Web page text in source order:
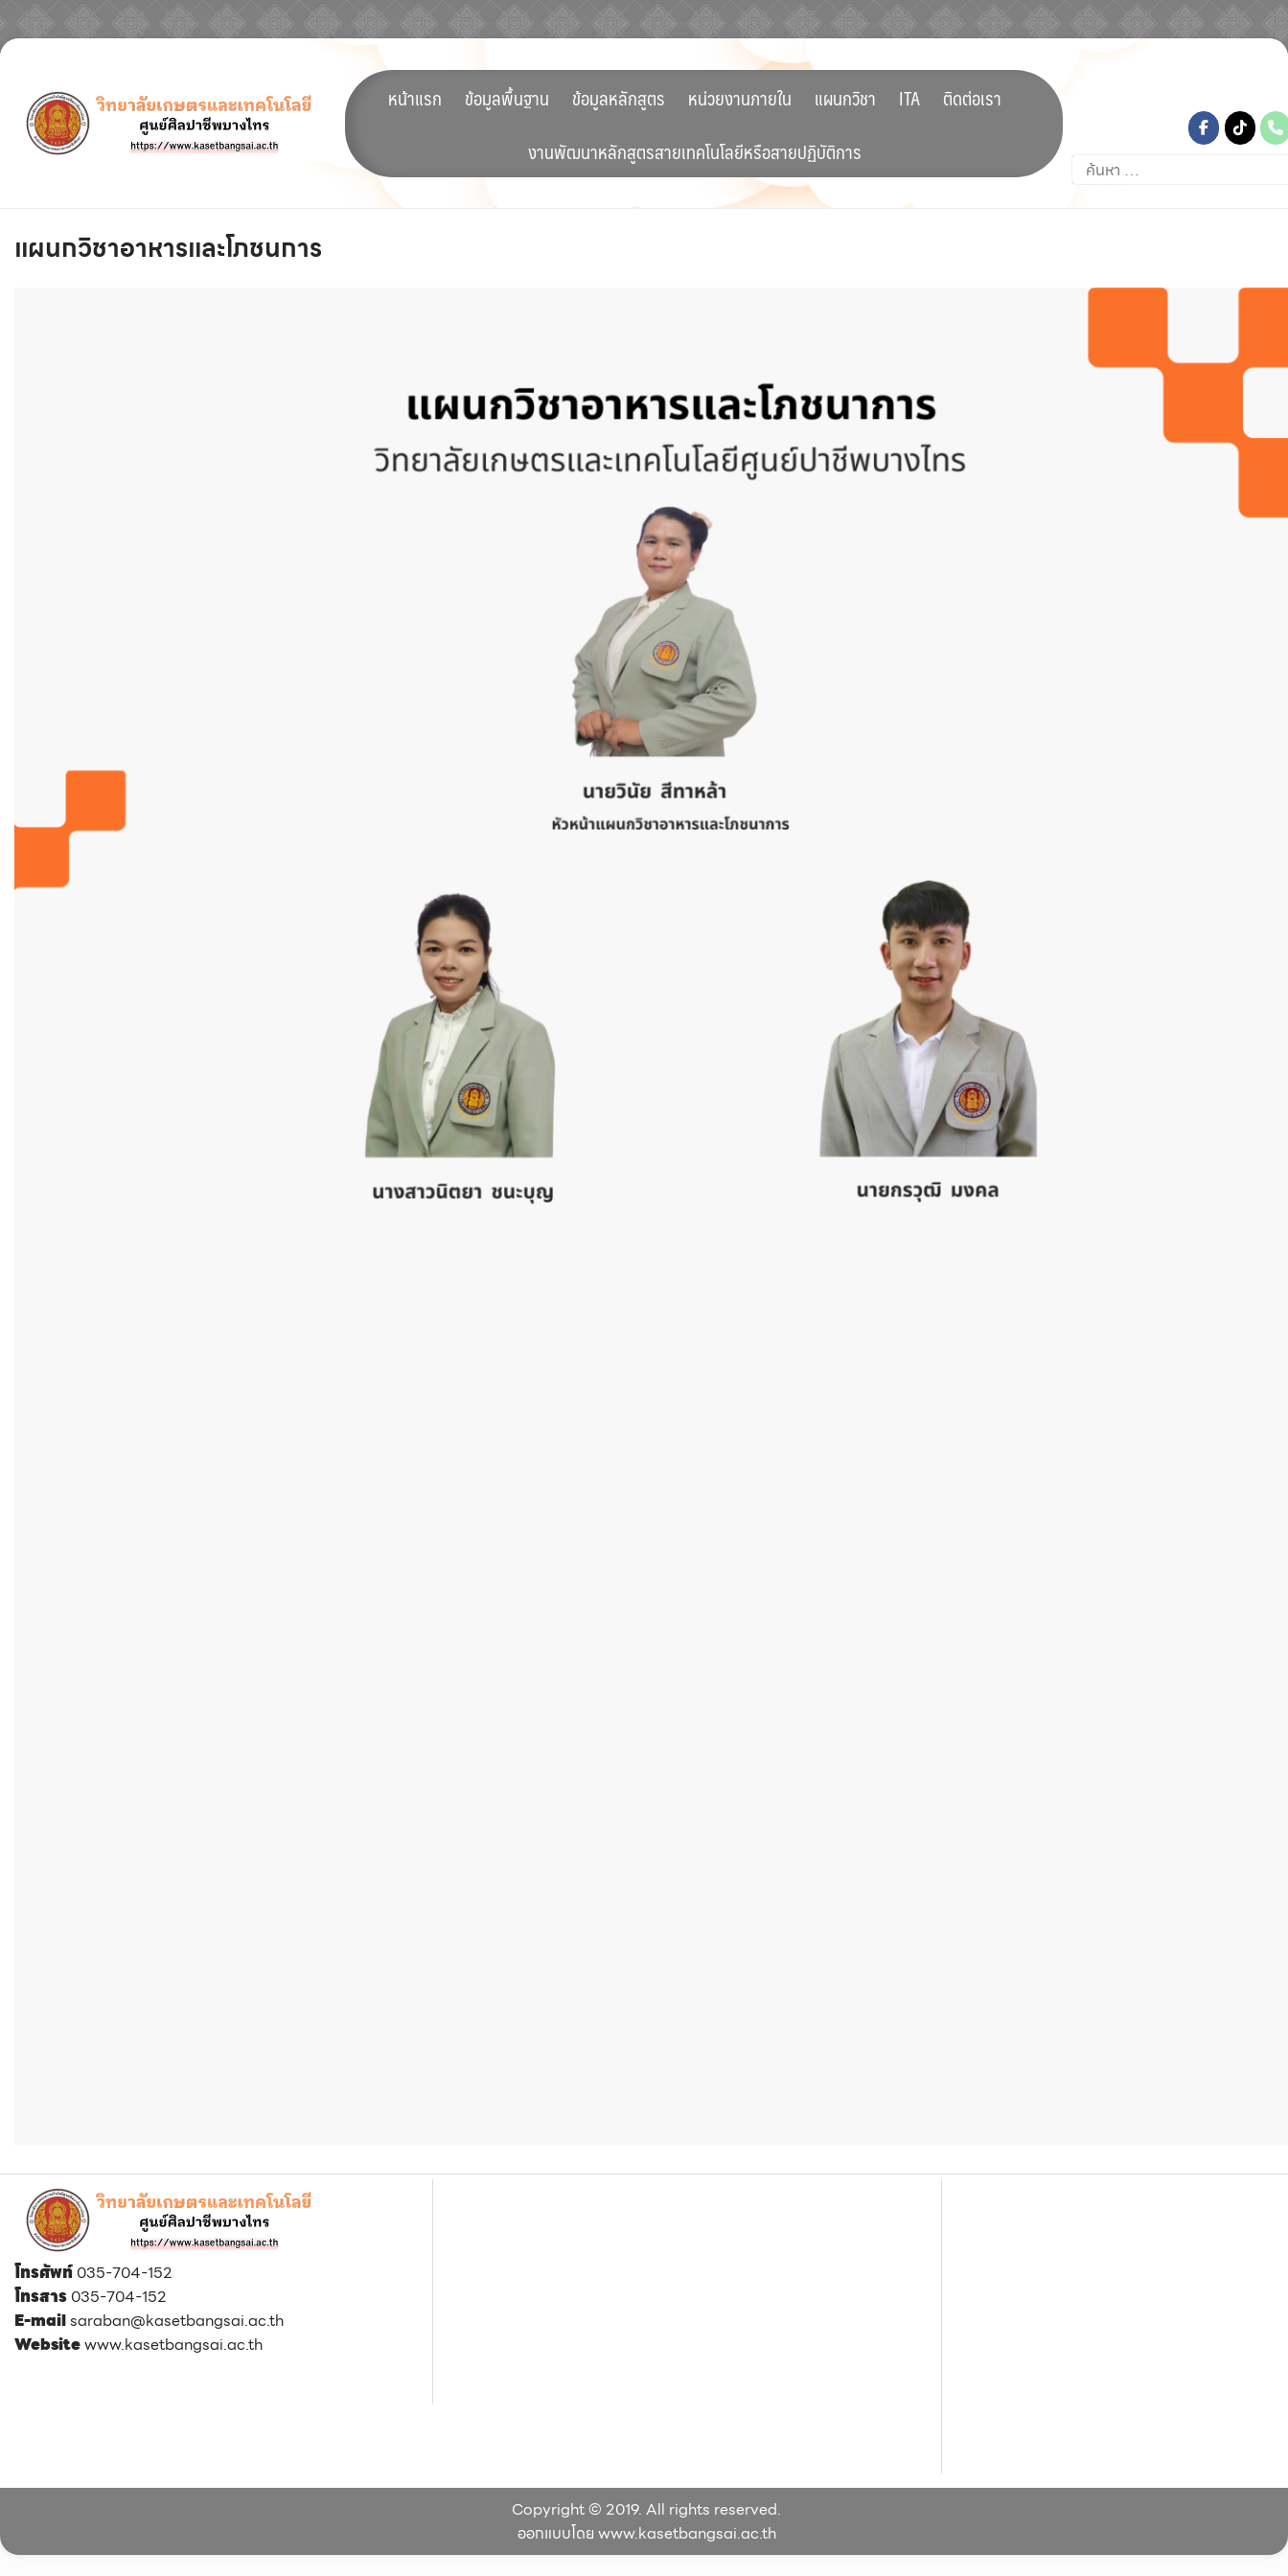
Skip
content
หน้าแรก ข้อมูลพื้นฐาน ข้อมูลหลักสูตร หน่วยงานภายใน แผนกวิชา ITA
ติดต่อเรา
งานพัฒนาหลักสูตรสายเทคโนโลยีหรือสายปฏิบัติการ
ค้นหา
สำหรับ:
แผนกวิชาอาหารและโภชนการ
โทรศัพท์ 035-704-152
โทรสาร 035-704-152
E-mailsaraban@kasetbangsai.ac.th
Websitewww.kasetbangsai.ac.th
Copyright © 2019. All rights reserved.
ออกแบบโดย www.kasetbangsai.ac.th